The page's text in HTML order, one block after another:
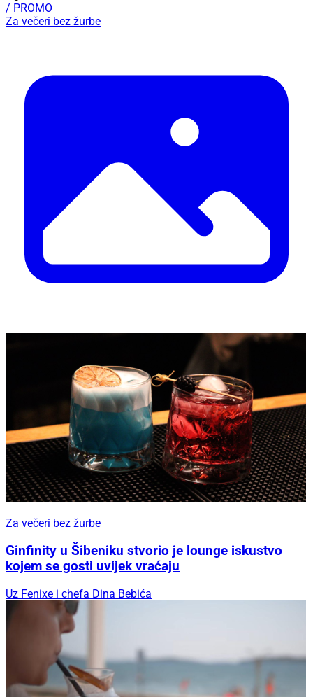
/ PROMO
Za večeri bez žurbe
Za večeri bez žurbe
Ginfinity u Šibeniku stvorio je lounge iskustvo
kojem se gosti uvijek vraćaju
Uz Fenixe i chefa Dina Bebića